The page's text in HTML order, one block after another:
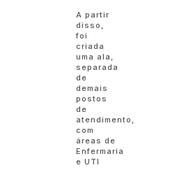
A partir
disso,
foi
criada
uma ala,
separada
de
demais
postos
de
atendimento,
com
áreas de
Enfermaria
e UTI